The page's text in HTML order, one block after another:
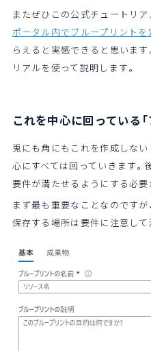
またぜひこの公式チュートリア
ポータル内でブループリント
らえると実感できると思いま
リアルを使って説明します。
これを中心に回っている
兎にも角にもこれを作成しな
心にすべては回っていきます
要件が満たせるようにする必要
まず最も重要なことなのです
保存する場所は要件に注意して